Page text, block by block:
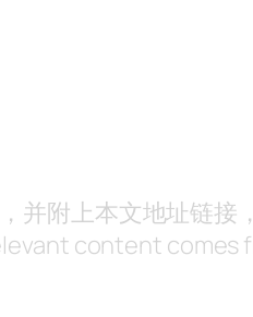
并附上本文地址链接
content comes